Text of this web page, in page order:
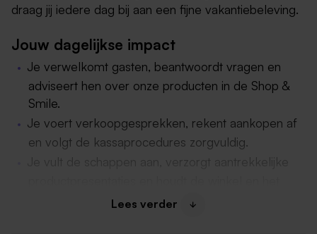
draag jij iedere dag bij aan een fijne vakantiebeleving.
Jouw dagelijkse impact
Je verwelkomt gasten, beantwoordt vragen en
adviseert hen over onze producten in de Shop &
Smile.
Je voert verkoopgesprekken, rekent aankopen af
en volgt de kassaprocedures zorgvuldig.
Je vult de schappen aan, verzorgt aantrekkelijke
magazijn netjes.Lees verder